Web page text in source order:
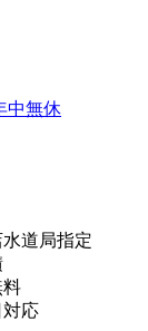
中無休
水道局指定
料
対応